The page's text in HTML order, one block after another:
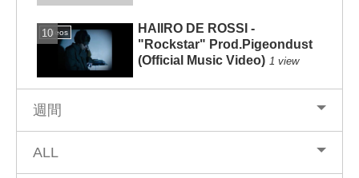
Videos
HAIIRO DE ROSSI -
"Rockstar" Prod.Pigeondust
(Official Music Video) 1 view
週間
ALL